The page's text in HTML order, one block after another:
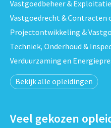
Vastgoedbeheer &
Vastgoedrecht & Contracten
Projectontwikkeling &
Techniek, Onderhoud &
Verduurzaming en
Bekijk alle opleidingen
Veel gekozen